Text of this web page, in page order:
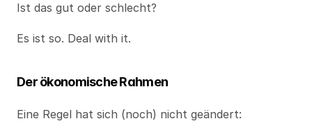
Ist das gut oder schlecht?
Es ist so. Deal with it.
Der ökonomische Rahmen
Eine Regel hat sich (noch) nicht geändert: